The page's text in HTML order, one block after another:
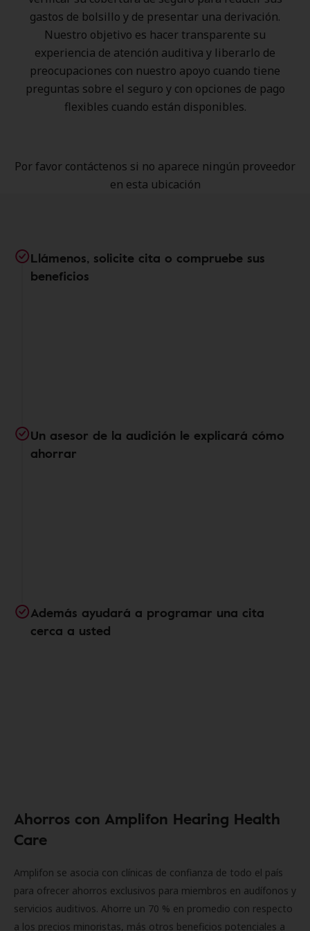
gastos de bolsillo y de presentar una derivación.
Nuestro objetivo es hacer transparente su
experiencia de atención auditiva y liberarlo de
preocupaciones con nuestro apoyo cuando tiene
preguntas sobre el seguro y con opciones de pago
flexibles cuando están disponibles.
Por favor contáctenos si no aparece ningún proveedor
en esta ubicación
Llámenos, solicite cita o compruebe sus
beneficios
Un asesor de la audición le explicará cómo
ahorrar
Además ayudará a programar una cita
cerca a usted
Ahorros con Amplifon Hearing Health
Care
Amplifon se asocia con clínicas de confianza de todo el país
para ofrecer ahorros exclusivos para miembros en audífonos y
servicios auditivos. Ahorre un 70 % en promedio con respecto
a los precios minoristas, más otros beneficios potenciales a